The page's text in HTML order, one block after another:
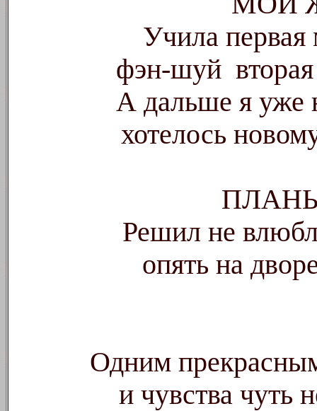
Учила
фэн-шуй
А дальше я уже
хотелось
Решил не
опять на
Одним
и чувства чуть